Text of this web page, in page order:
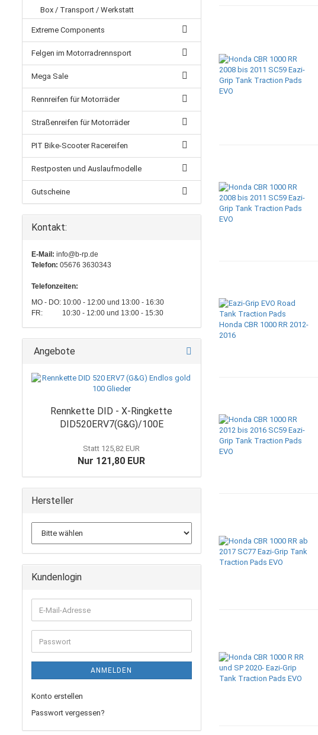
Box / Transport / Werkstatt
Extreme Components
Felgen im Motorradrennsport
Mega Sale
Rennreifen für Motorräder
Straßenreifen für Motorräder
PIT Bike-Scooter Racereifen
Restposten und Auslaufmodelle
Gutscheine
Kontakt:
E-Mail: info@b-rp.de
Telefon: 05676 3630343
Telefonzeiten:
MO - DO: 10:00 - 12:00 und 13:00 - 16:30
FR: 10:30 - 12:00 und 13:00 - 15:30
Angebote
Rennkette DID - X-Ringkette
DID520ERV7(G&G)/100E
Statt 125,82 EUR
Nur 121,80 EUR
Hersteller
Kundenlogin
E-
Mail-
Adresse
Passwort
ANMELDEN
Konto erstellen
Passwort vergessen?